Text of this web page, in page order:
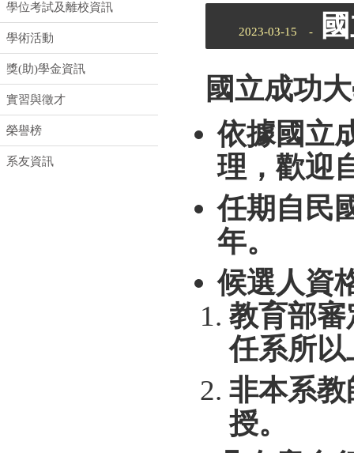
學位考試及離校資訊
學術活動
獎(助)學金資訊
實習與徵才
榮譽榜
系友資訊
2023-03-15 -
國立成功
依據國立
理，歡迎
任期自民
年。
候選人資
教育部
任系所
非本系
授。